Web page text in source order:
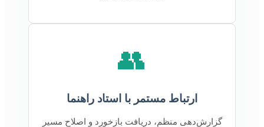
👥
ارتباط مستمر با استاد راهنما
گزارش‌دهی منظم، دریافت بازخورد و اصلاح مسیر